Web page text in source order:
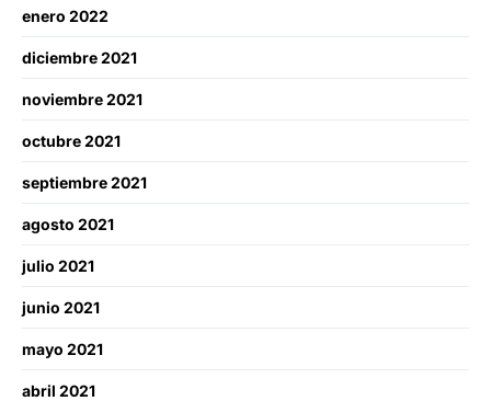
enero 2022
diciembre 2021
noviembre 2021
octubre 2021
septiembre 2021
agosto 2021
julio 2021
junio 2021
mayo 2021
abril 2021